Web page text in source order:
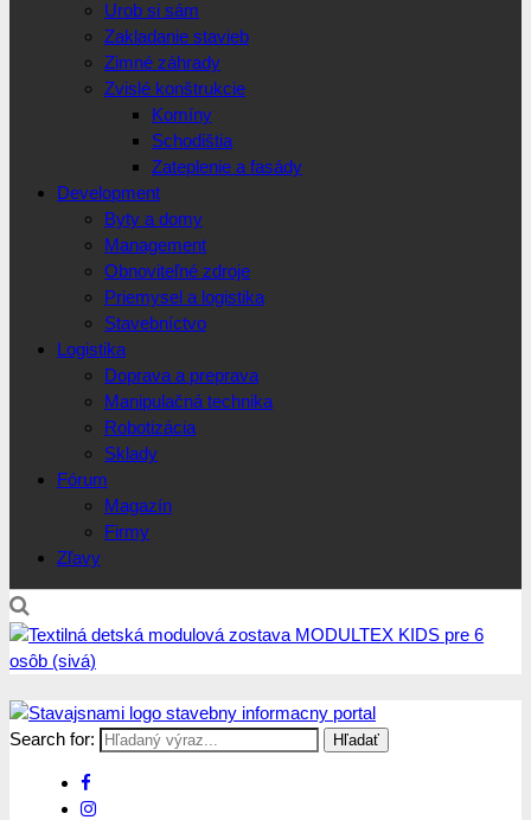
Urob si sám
Zakladanie stavieb
Zimné záhrady
Zvislé konštrukcie
Komíny
Schodištia
Zateplenie a fasády
Development
Byty a domy
Management
Obnoviteľné zdroje
Priemysel a logistika
Stavebníctvo
Logistika
Doprava a preprava
Manipulačná technika
Robotizácia
Sklady
Fórum
Magazín
Firmy
Zľavy
Stavajsnami.sk
Stavebníctvo, stavby, byty, domy a všetko o nich
Search for: